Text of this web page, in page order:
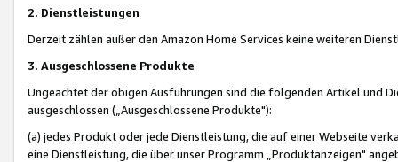
2. Dienstleistungen
Derzeit zählen außer den Amazon Home Services keine weiteren
3. Ausgeschlossene Produkte
Ungeachtet der obigen Ausführungen sind die folgenden Artikel und
ausgeschlossen („Ausgeschlossene Produkte"):
(a) jedes Produkt oder jede Dienstleistung, die auf einer Webseite
eine Dienstleistung, die über unser Programm „Produktanzeigen"